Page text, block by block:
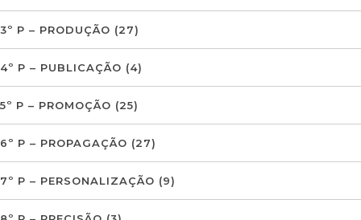
3º P – PRODUÇÃO (27)
4º P – PUBLICAÇÃO (4)
5º P – PROMOÇÃO (25)
6º P – PROPAGAÇÃO (27)
7º P – PERSONALIZAÇÃO (9)